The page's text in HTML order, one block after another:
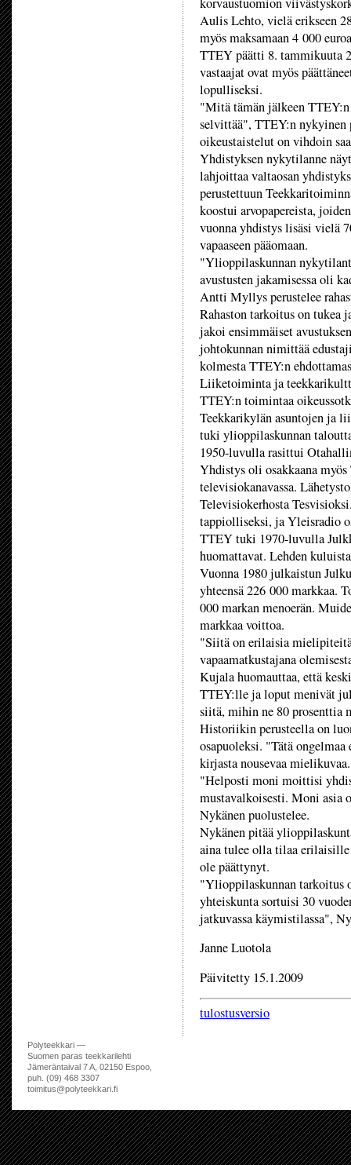
Aulis Lehto, vielä erikseen
myös maksamaan 4 000
TTEY päätti 8. tammikuuta
vastaajat ovat myös
lopulliseksi.
"Mitä tämän jälkeen
selvittää", TTEY:n nykyinen
oikeustaistelut on vihdoin
Yhdistyksen nykytilanne
lahjoittaa valtaosan
perustettuun
koostui arvopapereista,
vuonna yhdistys lisäsi vielä
vapaaseen pääomaan.
"Ylioppilaskunnan
avustusten jakamisessa oli
Antti Myllys perustelee
Rahaston tarkoitus on tukea
jakoi ensimmäiset
johtokunnan nimittää
kolmesta TTEY:n
Liiketoiminta ja
TTEY:n toimintaa
Teekkarikylän asuntojen ja
tuki ylioppilaskunnan
1950-luvulla rasittui
Yhdistys oli osakkaana
televisiokanavassa.
Televisiokerhosta
tappiolliseksi, ja Yleisradio
TTEY tuki 1970-luvulla
huomattavat. Lehden
Vuonna 1980 julkaistun
yhteensä 226 000 markkaa.
000 markan menoerän.
markkaa voittoa.
"Siitä on erilaisia
vapaamatkustajana
Kujala huomauttaa, että
TTEY:lle ja loput menivät
siitä, mihin ne 80 prosenttia
Historiikin perusteella on
osapuoleksi. "Tätä
kirjasta nousevaa mielikuvaa.
"Helposti moni moittisi
mustavalkoisesti. Moni asia
Nykänen puolustelee.
Nykänen pitää
aina tulee olla tilaa
ole päättynyt.
"Ylioppilaskunnan tarkoitus
yhteiskunta sortuisi 30
jatkuvassa käymistilassa",
Janne Luotola
Päivitetty 15.1.2009
tulostusversio
Polyteekkari —
Suomen paras teekkarilehti
Jämeräntaival 7 A, 02150 Espoo,
puh. (09) 468 3307
toimitus@polyteekkari.fi